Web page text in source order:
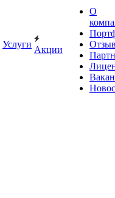
Услуги
Акции
О